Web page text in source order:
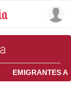
EMIGRANTES A